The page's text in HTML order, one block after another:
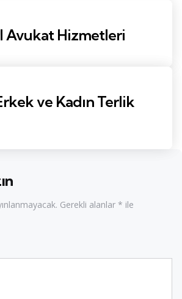
Avukat Hizmetleri
ve Kadın Terlik
Gerekli alanlar * ile